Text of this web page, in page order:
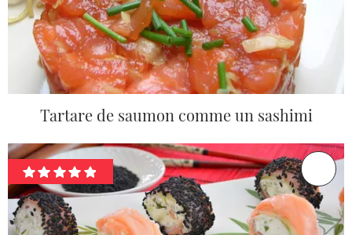
Tartare de saumon comme un sashimi